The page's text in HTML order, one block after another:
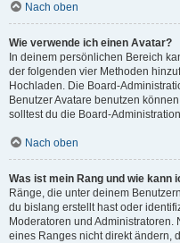
Nach oben
Wie verwende ich einen Avatar?
In deinem persönlichen Bereich
der folgenden vier Methoden
Hochladen. Die Board-
Benutzer Avatare benutzen
solltest du die Board-
Nach oben
Was ist mein Rang und wie kann
Ränge, die unter deinem
du bislang erstellt hast oder
Moderatoren und
eines Ranges nicht direkt ändern,